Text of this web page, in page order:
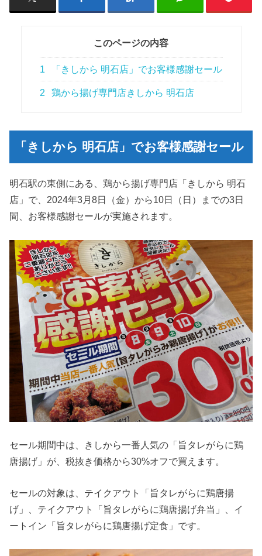
このページの内容
1 「きしから 明石店」でお客様感謝セール
2 鶏から揚げ専門店きしから 明石店
「きしから 明石店」でお客様感謝セール
明石駅の東側にある、鶏から揚げ専門店「きしから 明石
店」で、2024年3月8日（金）から10日（日）までの3日
間、お客様感謝セールが実施されます。
セール期間中は、きしから一番人気の「旨タレがらに鶏
唐揚げ」が、税抜き価格から30%オフで買えます。
セールの対象は、テイクアウト「旨タレがらに鶏唐揚
げ」、テイクアウト「旨タレがらに鶏唐揚げ弁当」、イ
ートイン「旨タレがらに鶏唐揚げ定食」です。